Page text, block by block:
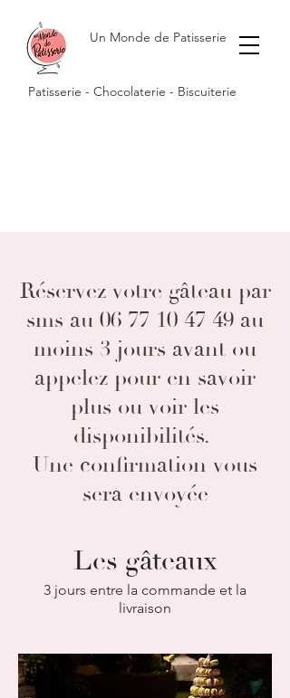
Un Monde de Patisserie
Patisserie - Chocolaterie - Biscuiterie
Réservez votre gâteau par
sms au 06 77 10 47 49 au
moins 3 jours avant ou
appelez pour en savoir
plus ou voir les
disponibilités.
Une confirmation vous
sera envoyée
Les gâteaux
3 jours entre la commande et la
livraison